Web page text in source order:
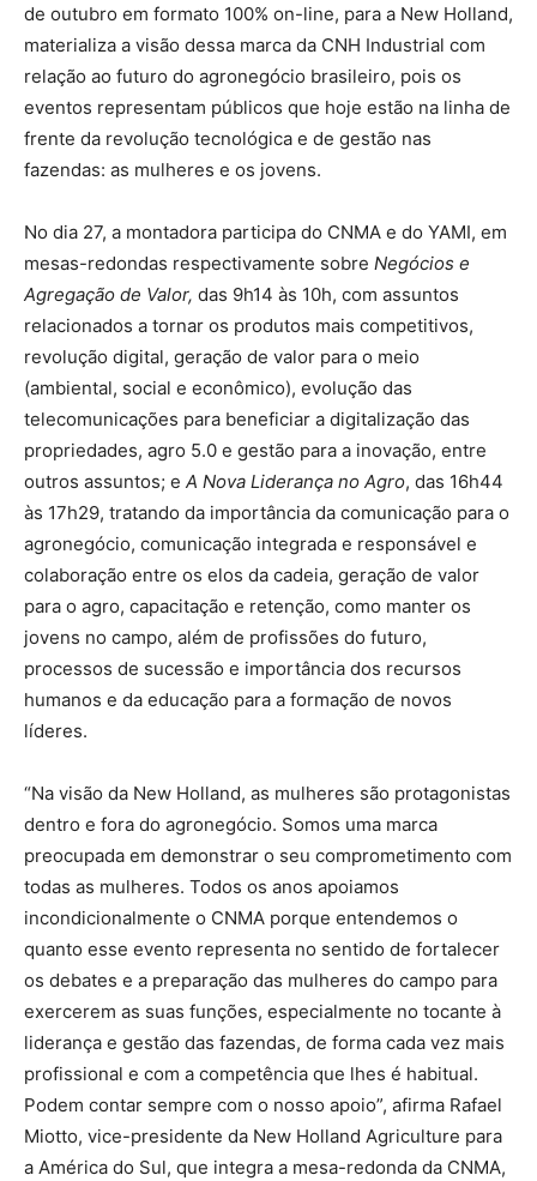
de outubro em formato 100% on-line, para a New Holland,
materializa a visão dessa marca da CNH Industrial com
relação ao futuro do agronegócio brasileiro, pois os
eventos representam públicos que hoje estão na linha de
frente da revolução tecnológica e de gestão nas
fazendas: as mulheres e os jovens.
No dia 27, a montadora participa do CNMA e do YAMI, em
mesas-redondas respectivamente sobre Negócios e
Agregação de Valor, das 9h14 às 10h, com assuntos
relacionados a tornar os produtos mais competitivos,
revolução digital, geração de valor para o meio
(ambiental, social e econômico), evolução das
telecomunicações para beneficiar a digitalização das
propriedades, agro 5.0 e gestão para a inovação, entre
outros assuntos; e A Nova Liderança no Agro, das 16h44
às 17h29, tratando da importância da comunicação para o
agronegócio, comunicação integrada e responsável e
colaboração entre os elos da cadeia, geração de valor
para o agro, capacitação e retenção, como manter os
jovens no campo, além de profissões do futuro,
processos de sucessão e importância dos recursos
humanos e da educação para a formação de novos
líderes.
“Na visão da New Holland, as mulheres são protagonistas
dentro e fora do agronegócio. Somos uma marca
preocupada em demonstrar o seu comprometimento com
todas as mulheres. Todos os anos apoiamos
incondicionalmente o CNMA porque entendemos o
quanto esse evento representa no sentido de fortalecer
os debates e a preparação das mulheres do campo para
exercerem as suas funções, especialmente no tocante à
liderança e gestão das fazendas, de forma cada vez mais
profissional e com a competência que lhes é habitual.
Podem contar sempre com o nosso apoio”, afirma Rafael
Miotto, vice-presidente da New Holland Agriculture para
a América do Sul, que integra a mesa-redonda da CNMA,